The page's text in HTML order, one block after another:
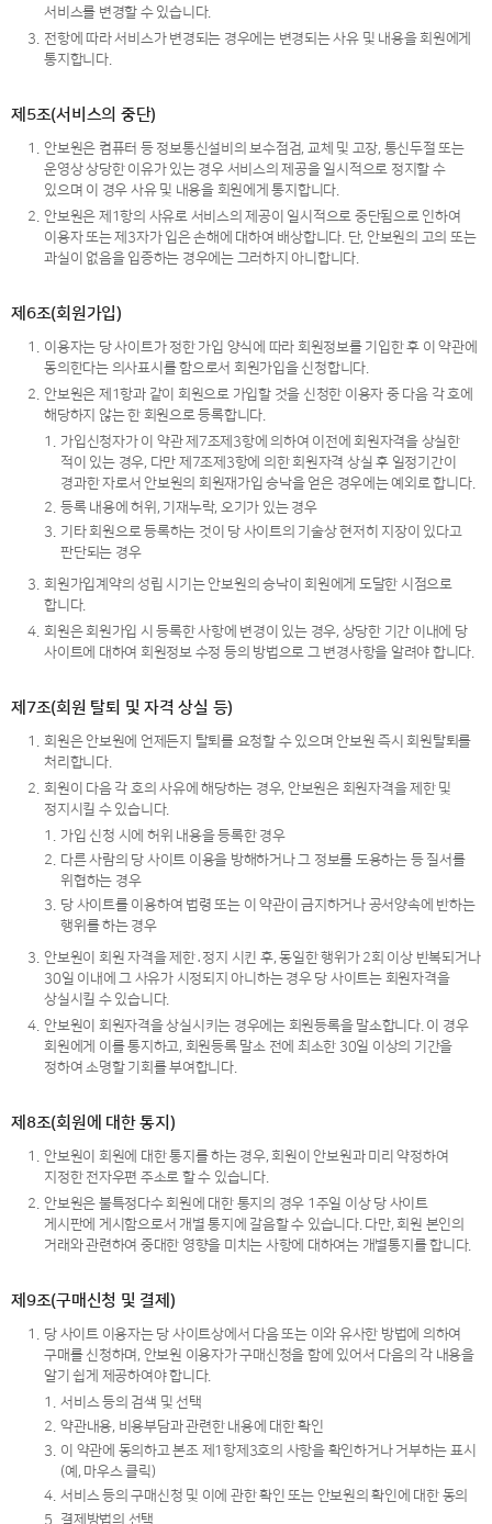
서비스를 변경할 수 있습니다.
3.
전항에 따라 서비스가 변경되는 경우에는 변경되는 사유 및 내용을 회원에게
통지합니다.
제5조(서비스의 중단)
1.
안보원은 컴퓨터 등 정보통신설비의 보수점검, 교체 및 고장, 통신두절 또는
운영상 상당한 이유가 있는 경우 서비스의 제공을 일시적으로 정지할 수
있으며 이 경우 사유 및 내용을 회원에게 통지합니다.
2.
안보원은 제1항의 사유로 서비스의 제공이 일시적으로 중단됨으로 인하여
이용자 또는 제3자가 입은 손해에 대하여 배상합니다. 단, 안보원의 고의 또는
과실이 없음을 입증하는 경우에는 그러하지 아니합니다.
제6조(회원가입)
1.
이용자는 당 사이트가 정한 가입 양식에 따라 회원정보를 기입한 후 이 약관에
동의한다는 의사표시를 함으로서 회원가입을 신청합니다.
2.
안보원은 제1항과 같이 회원으로 가입할 것을 신청한 이용자 중 다음 각 호에
해당하지 않는 한 회원으로 등록합니다.
1.
가입신청자가 이 약관 제7조제3항에 의하여 이전에 회원자격을 상실한
적이 있는 경우, 다만 제7조제3항에 의한 회원자격 상실 후 일정기간이
경과한 자로서 안보원의 회원재가입 승낙을 얻은 경우에는 예외로 합니다.
2. 등록 내용에 허위, 기재누락, 오기가 있는 경우
3.
기타 회원으로 등록하는 것이 당 사이트의 기술상 현저히 지장이 있다고
판단되는 경우
3. 회원가입계약의 성립 시기는 안보원의 승낙이 회원에게 도달한 시점으로
합니다.
4. 회원은 회원가입 시 등록한 사항에 변경이 있는 경우, 상당한 기간 이내에 당
사이트에 대하여 회원정보 수정 등의 방법으로 그 변경사항을 알려야 합니다.
제7조(회원 탈퇴 및 자격 상실 등)
1.
회원은 안보원에 언제든지 탈퇴를 요청할 수 있으며 안보원 즉시 회원탈퇴를
처리합니다.
2. 회원이 다음 각 호의 사유에 해당하는 경우, 안보원은 회원자격을 제한 및
정지시킬 수 있습니다.
1.
가입 신청 시에 허위 내용을 등록한 경우
2.
다른 사람의 당 사이트 이용을 방해하거나 그 정보를 도용하는 등 질서를
위협하는 경우
3.
당 사이트를 이용하여 법령 또는 이 약관이 금지하거나 공서양속에 반하는
행위를 하는 경우
3.
안보원이 회원 자격을 제한․정지 시킨 후, 동일한 행위가 2회 이상 반복되거나
30일 이내에 그 사유가 시정되지 아니하는 경우 당 사이트는 회원자격을
상실시킬 수 있습니다.
4. 안보원이 회원자격을 상실시키는 경우에는 회원등록을 말소합니다. 이 경우
회원에게 이를 통지하고, 회원등록 말소 전에 최소한 30일 이상의 기간을
정하여 소명할 기회를 부여합니다.
제8조(회원에 대한 통지)
1.
안보원이 회원에 대한 통지를 하는 경우, 회원이 안보원과 미리 약정하여
지정한 전자우편 주소로 할 수 있습니다.
2.
안보원은 불특정다수 회원에 대한 통지의 경우 1주일 이상 당 사이트
게시판에 게시함으로서 개별 통지에 갈음할 수 있습니다. 다만, 회원 본인의
거래와 관련하여 중대한 영향을 미치는 사항에 대하여는 개별통지를 합니다.
제9조(구매신청 및 결제)
1.
당 사이트 이용자는 당 사이트상에서 다음 또는 이와 유사한 방법에 의하여
구매를 신청하며, 안보원 이용자가 구매신청을 함에 있어서 다음의 각 내용을
알기 쉽게 제공하여야 합니다.
1.
서비스 등의 검색 및 선택
2. 약관내용, 비용부담과 관련한 내용에 대한 확인
3.
이 약관에 동의하고 본조 제1항제3호의 사항을 확인하거나 거부하는 표시
(예, 마우스 클릭)
4. 서비스 등의 구매신청 및 이에 관한 확인 또는 안보원의 확인에 대한 동의
5.
결제방법의 선택